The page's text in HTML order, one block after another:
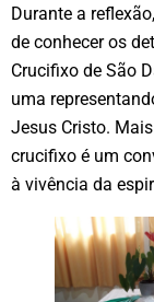
Durante a
de conhecer os
Crucifixo de São
uma
Jesus Cristo.
crucifixo é um
à vivência da